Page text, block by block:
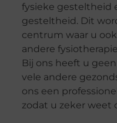
fysieke gesteltheid
gesteltheid. Dit
centrum waar u
andere
Bij ons heeft u
vele andere
ons een
zodat u zeker weet